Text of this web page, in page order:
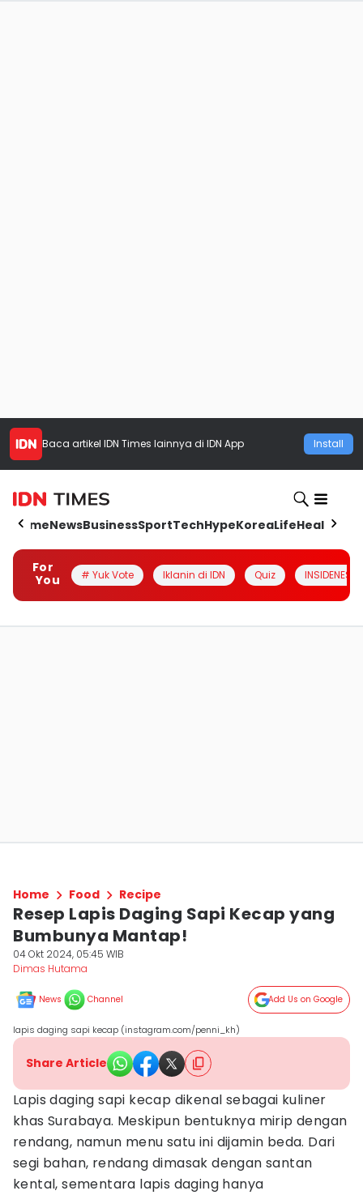
Baca artikel IDN Times lainnya di IDN App Install
HomeNewsBusinessSportTechHypeKoreaLifeHealth
For
You
# Yuk Vote Iklanin di IDN Quiz INSIDENESIA
Home Food Recipe
Resep Lapis Daging Sapi Kecap yang
Bumbunya Mantap!
04 Okt 2024, 05:45 WIB
Dimas Hutama
News Channel Add Us on Google
lapis daging sapi kecap (instagram.com/penni_kh)
Share Article
Lapis daging sapi kecap dikenal sebagai kuliner
khas Surabaya. Meskipun bentuknya mirip dengan
rendang, namun menu satu ini dijamin beda. Dari
segi bahan, rendang dimasak dengan santan
kental, sementara lapis daging hanya